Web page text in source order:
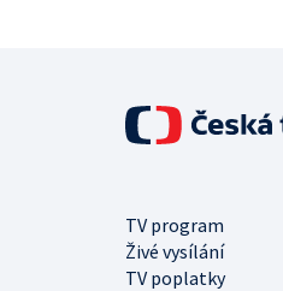
TV program
Živé vysílání
TV poplatky